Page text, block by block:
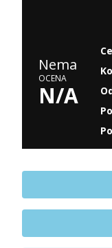
Nema
OCENA
N/A